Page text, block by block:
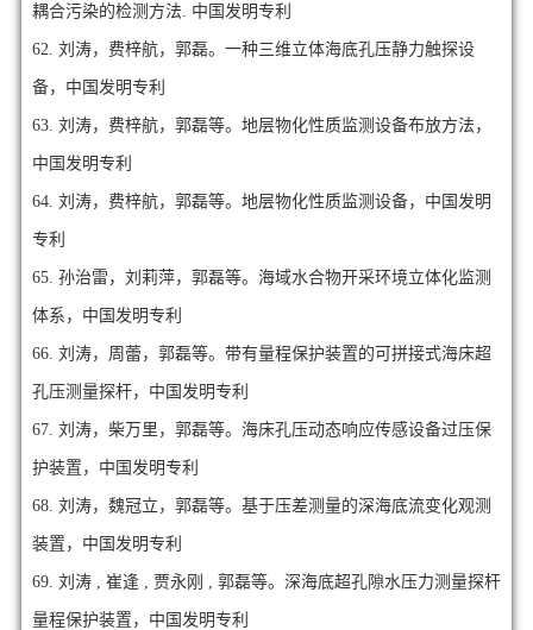
耦合污染的检测方法. 中国发明专利
62. 刘涛，费梓航，郭磊。一种三维立体海底孔压静力触探设
备，中国发明专利
63. 刘涛，费梓航，郭磊等。地层物化性质监测设备布放方法，
中国发明专利
64. 刘涛，费梓航，郭磊等。地层物化性质监测设备，中国发明
专利
65. 孙治雷，刘莉萍，郭磊等。海域水合物开采环境立体化监测
体系，中国发明专利
66. 刘涛，周蕾，郭磊等。带有量程保护装置的可拼接式海床超
孔压测量探杆，中国发明专利
67. 刘涛，柴万里，郭磊等。海床孔压动态响应传感设备过压保
护装置，中国发明专利
68. 刘涛，魏冠立，郭磊等。基于压差测量的深海底流变化观测
装置，中国发明专利
69. 刘涛 , 崔逢 , 贾永刚 , 郭磊等。深海底超孔隙水压力测量探杆
量程保护装置，中国发明专利